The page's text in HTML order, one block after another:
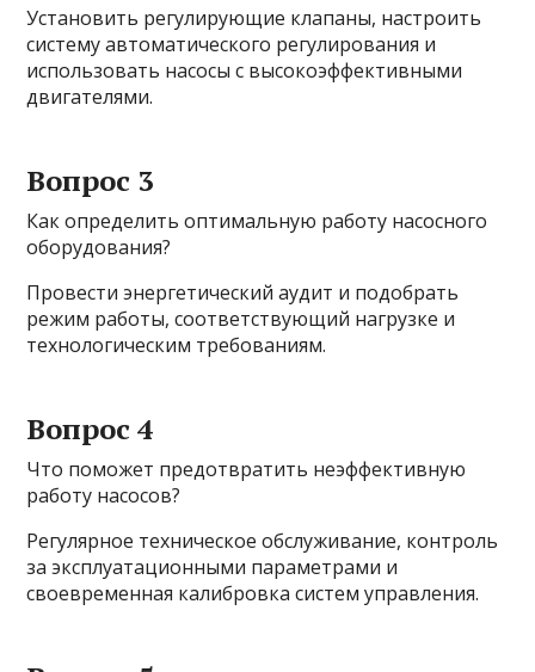
Установить регулирующие клапаны, настроить
систему автоматического регулирования и
использовать насосы с высокоэффективными
двигателями.
Вопрос 3
Как определить оптимальную работу насосного
оборудования?
Провести энергетический аудит и подобрать
режим работы, соответствующий нагрузке и
технологическим требованиям.
Вопрос 4
Что поможет предотвратить неэффективную
работу насосов?
Регулярное техническое обслуживание, контроль
за эксплуатационными параметрами и
своевременная калибровка систем управления.